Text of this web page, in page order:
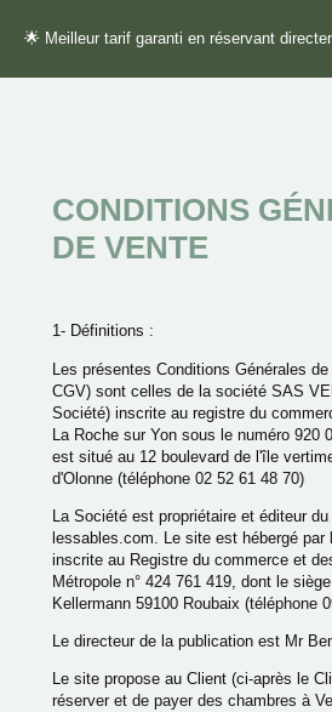
🌟 Meilleur tarif garanti en réservant
CONDITIONS
DE VENTE
1- Définitions :
Les présentes Conditions Générales
CGV) sont celles de la société SAS
Société) inscrite au registre du
La Roche sur Yon sous le numéro 920
est situé au 12 boulevard de l'île
d'Olonne (téléphone 02 52 61 48 70)
La Société est propriétaire et éditeur
lessables.com. Le site est hébergé par
inscrite au Registre du commerce et
Métropole n° 424 761 419, dont le
Kellermann 59100 Roubaix (téléphone
Le directeur de la publication est Mr
Le site propose au Client (ci-après le
réserver et de payer des chambres à